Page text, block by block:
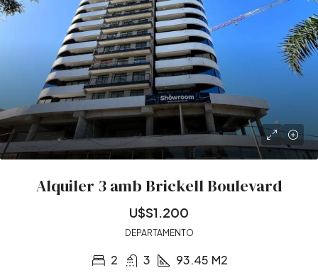
Alquiler 3 amb Brickell Boulevard
U$S1.200
DEPARTAMENTO
2 3 93.45 M2